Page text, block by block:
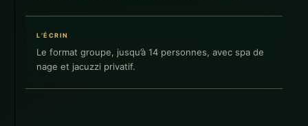
L’ÉCRIN
Le format groupe, jusqu’à 14 personnes, avec spa de
nage et jacuzzi privatif.